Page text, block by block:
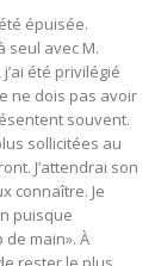
épuisée.
seul avec M.
été privilégié
ne dois pas avoir
souvent.
sollicitées au
J’attendrai son
connaître. Je
puisque
main». À